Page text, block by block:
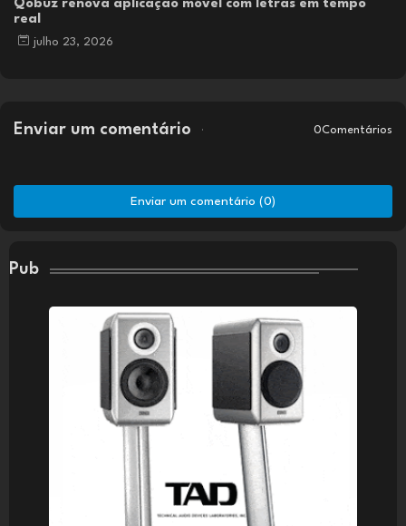
Qobuz renova aplicação móvel com letras em tempo
real
julho 23, 2026
Enviar um comentário 0Comentários
Enviar um comentário (0)
Pub